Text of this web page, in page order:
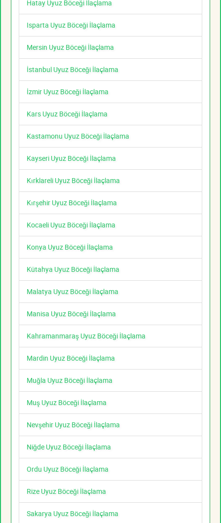
Hatay Uyuz Böceği İlaçlama
Isparta Uyuz Böceği İlaçlama
Mersin Uyuz Böceği İlaçlama
İstanbul Uyuz Böceği İlaçlama
İzmir Uyuz Böceği İlaçlama
Kars Uyuz Böceği İlaçlama
Kastamonu Uyuz Böceği İlaçlama
Kayseri Uyuz Böceği İlaçlama
Kırklareli Uyuz Böceği İlaçlama
Kırşehir Uyuz Böceği İlaçlama
Kocaeli Uyuz Böceği İlaçlama
Konya Uyuz Böceği İlaçlama
Kütahya Uyuz Böceği İlaçlama
Malatya Uyuz Böceği İlaçlama
Manisa Uyuz Böceği İlaçlama
Kahramanmaraş Uyuz Böceği İlaçlama
Mardin Uyuz Böceği İlaçlama
Muğla Uyuz Böceği İlaçlama
Muş Uyuz Böceği İlaçlama
Nevşehir Uyuz Böceği İlaçlama
Niğde Uyuz Böceği İlaçlama
Ordu Uyuz Böceği İlaçlama
Rize Uyuz Böceği İlaçlama
Sakarya Uyuz Böceği İlaçlama